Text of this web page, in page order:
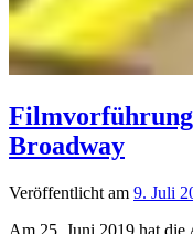
Broadway
Veröffentlicht am 9. Juli
Am 25. Juni 2019 hat die